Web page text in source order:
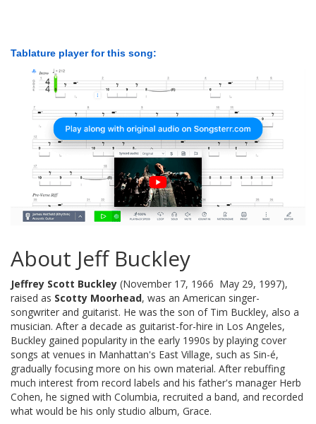
Tablature player for this song:
About Jeff Buckley
Jeffrey Scott Buckley (November 17, 1966  May 29, 1997),
raised as Scotty Moorhead, was an American singer-
songwriter and guitarist. He was the son of Tim Buckley, also a
musician. After a decade as guitarist-for-hire in Los Angeles,
Buckley gained popularity in the early 1990s by playing cover
songs at venues in Manhattan's East Village, such as Sin-é,
gradually focusing more on his own material. After rebuffing
much interest from record labels and his father's manager Herb
Cohen, he signed with Columbia, recruited a band, and recorded
what would be his only studio album, Grace.